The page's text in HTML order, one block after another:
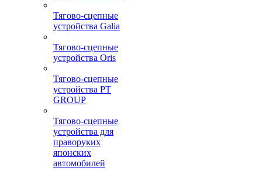
Тягово-сцепные
устройства Galia
Тягово-сцепные
устройства Oris
Тягово-сцепные
устройства PT
GROUP
Тягово-сцепные
устройства для
праворуких
японских
автомобилей